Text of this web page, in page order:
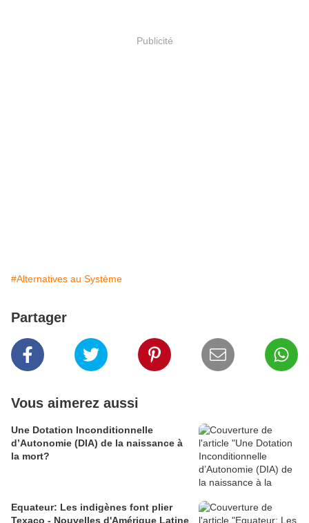
Publicité
#Alternatives au Système
Partager
Vous aimerez aussi
Une Dotation Inconditionnelle
d’Autonomie (DIA) de la naissance à
la mort?
Equateur: Les indigènes font plier
Texaco - Nouvelles d'Amérique Latine